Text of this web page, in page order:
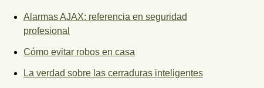
Alarmas AJAX: referencia en seguridad
profesional
Cómo evitar robos en casa
La verdad sobre las cerraduras inteligentes